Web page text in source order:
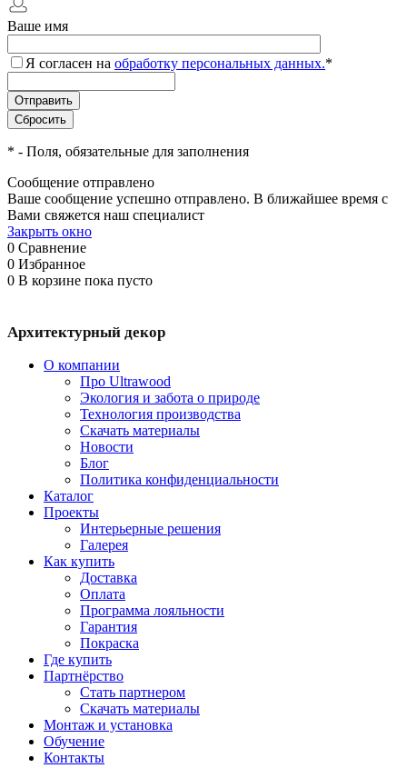
Ваше имя
Я согласен на обработку персональных данных.*
* - Поля, обязательные для заполнения
Сообщение отправлено
Ваше сообщение успешно отправлено. В ближайшее время с
Вами свяжется наш специалист
Закрыть окно
0 Сравнение
0 Избранное
0 В корзине пока пусто
Архитектурный декор
О компании
Про Ultrawood
Экология и забота о природе
Технология производства
Скачать материалы
Новости
Блог
Политика конфиденциальности
Каталог
Проекты
Интерьерные решения
Галерея
Как купить
Доставка
Оплата
Программа лояльности
Гарантия
Покраска
Где купить
Партнёрство
Стать партнером
Скачать материалы
Монтаж и установка
Обучение
Контакты